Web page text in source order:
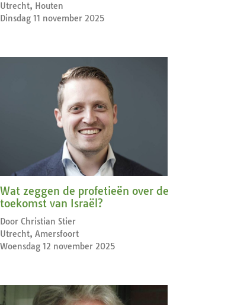
Utrecht, Houten
Dinsdag 11 november 2025
Wat zeggen de profetieën over de
toekomst van Israël?
Door Christian Stier
Utrecht, Amersfoort
Woensdag 12 november 2025